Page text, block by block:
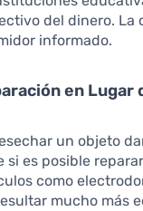
del dinero. La
informado.
en Lugar
un objeto
es posible
como
mucho más